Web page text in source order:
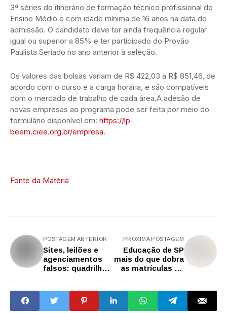
3ª séries do itinerário de formação técnico profissional do
Ensino Médio e com idade mínima de 16 anos na data de
admissão. O candidato deve ter ainda frequência regular
igual ou superior a 85% e ter participado do Provão
Paulista Seriado no ano anterior à seleção.
Os valores das bolsas variam de R$ 422,03 a R$ 851,46, de
acordo com o curso e a carga horária, e são compatíveis
com o mercado de trabalho de cada área.A adesão de
novas empresas ao programa pode ser feita por meio do
formulário disponível em: https://lp-
beem.ciee.org.br/empresa.
Fonte da Matéria
POSTAGEM ANTERIOR
Sites, leilões e
agenciamentos
falsos: quadrilha
de R$ 3 milhões
PRÓXIMA POSTAGEM
Educação de SP
mais do que dobra
as matrículas no